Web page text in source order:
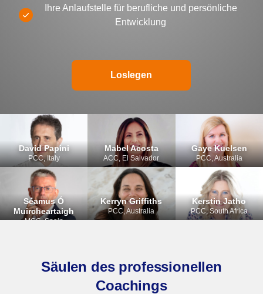
Ihre Anlaufstelle für berufliche und persönliche
Entwicklung
Loslegen
David Papini
PCC, Italy
Mabel Acosta
ACC, El Salvador
Gaye Kuelsen
PCC, Australia
Séamus Ó
Muircheartaigh
MCC, Spain
Kerryn Griffiths
PCC, Australia
Kerstin Jatho
PCC, South Africa
Säulen des professionellen
Coachings